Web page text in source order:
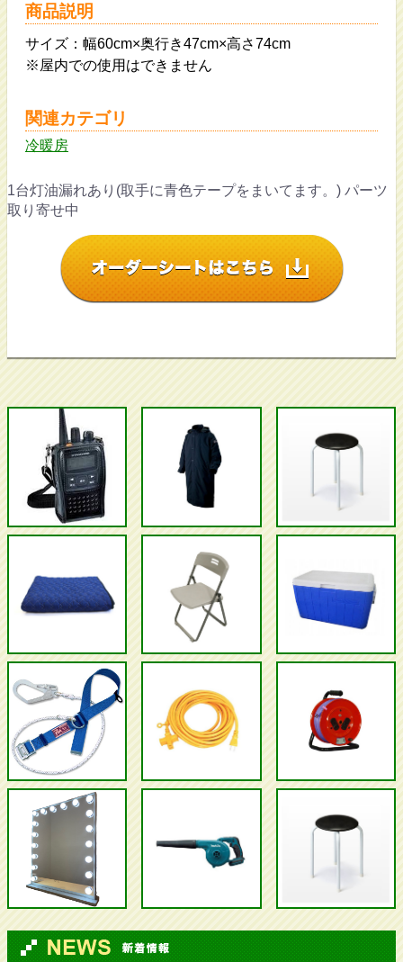
商品説明
サイズ：幅60cm×奥行き47cm×高さ74cm
※屋内での使用はできません
関連カテゴリ
冷暖房
1台灯油漏れあり(取手に青色テープをまいてます。) パーツ
取り寄せ中